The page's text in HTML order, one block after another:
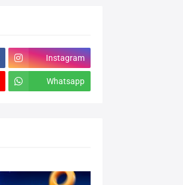
Instagram
Whatsapp